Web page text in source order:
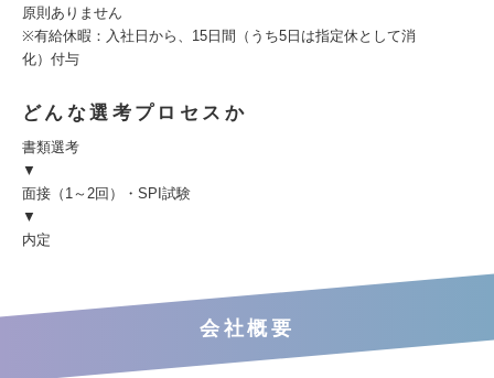
原則ありません
※有給休暇：入社日から、15日間（うち5日は指定休として消
化）付与
どんな選考プロセスか
書類選考
▼
面接（1～2回）・SPI試験
▼
内定
会社概要